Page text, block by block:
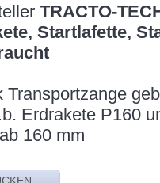
TRACTO-
Startlafette,
Transportzange
Erdrakete P160
160 mm